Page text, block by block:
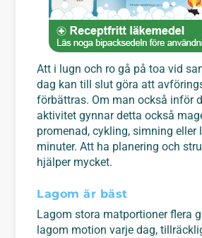
Att i lugn och ro gå på toa vid
dag kan till slut göra att
förbättras. Om man också inför
aktivitet gynnar detta också
promenad, cykling, simning eller
minuter. Att ha planering och
hjälper mycket.
Lagom är bäst
Lagom stora matportioner flera
lagom motion varje dag,